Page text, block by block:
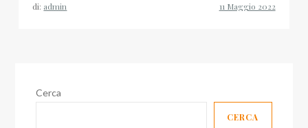
di: admin
Cerca
CERCA